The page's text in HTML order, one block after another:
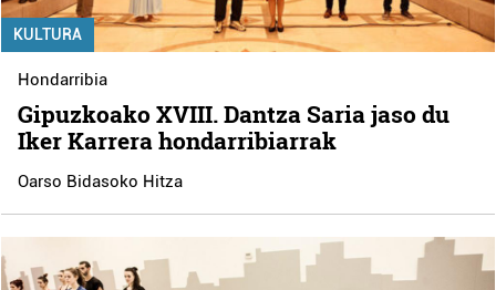
KULTURA
Hondarribia
Gipuzkoako XVIII. Dantza Saria jaso du
Iker Karrera hondarribiarrak
Oarso Bidasoko Hitza